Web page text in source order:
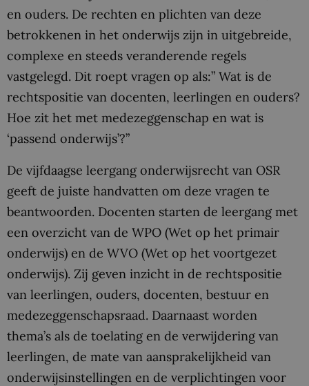
en ouders. De rechten en plichten van deze
betrokkenen in het onderwijs zijn in uitgebreide,
complexe en steeds veranderende regels
vastgelegd. Dit roept vragen op als:” Wat is de
rechtspositie van docenten, leerlingen en ouders?
Hoe zit het met medezeggenschap en wat is
‘passend onderwijs’?”
De vijfdaagse leergang onderwijsrecht van OSR
geeft de juiste handvatten om deze vragen te
beantwoorden. Docenten starten de leergang met
een overzicht van de WPO (Wet op het primair
onderwijs) en de WVO (Wet op het voortgezet
onderwijs). Zij geven inzicht in de rechtspositie
van leerlingen, ouders, docenten, bestuur en
medezeggenschapsraad. Daarnaast worden
thema’s als de toelating en de verwijdering van
leerlingen, de mate van aansprakelijkheid van
onderwijsinstellingen en de verplichtingen voor